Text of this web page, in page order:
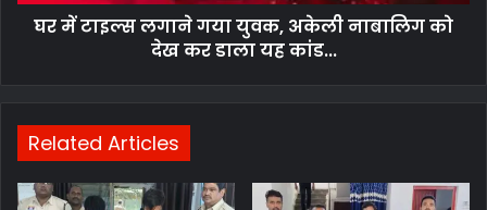
घर में टाइल्स लगाने गया युवक, अकेली नाबालिग को
देख कर डाला यह कांड...
Related Articles